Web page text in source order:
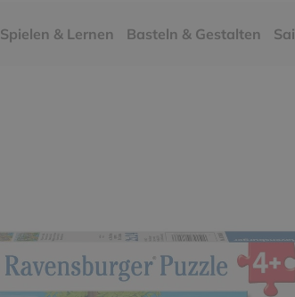
Spielen & Lernen Basteln & Gestalten